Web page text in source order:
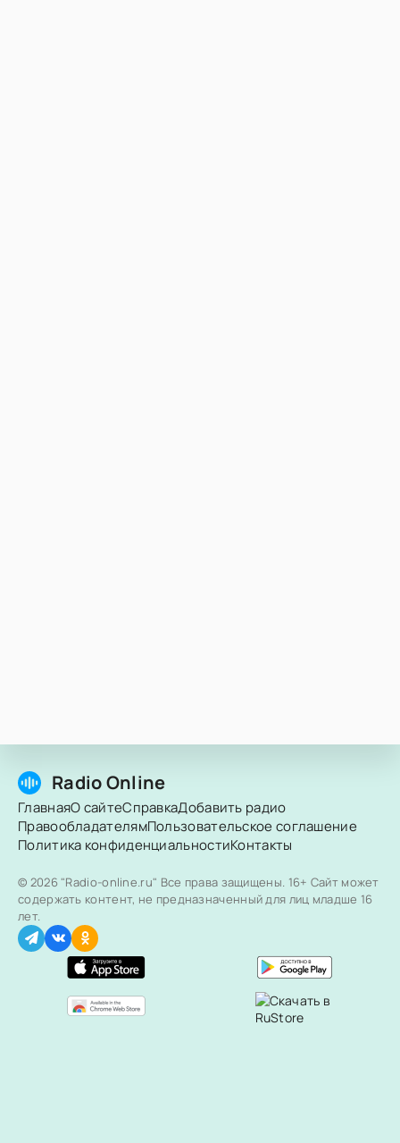
Radio Online
ГлавнаяО сайтеСправкаДобавить радио
ПравообладателямПользовательское соглашение
Политика конфиденциальностиКонтакты
© 2026 "Radio-online.ru" Все права защищены. 16+ Сайт может
содержать контент, не предназначенный для лиц младше 16
лет.